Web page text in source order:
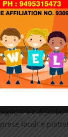
che gli attori
operatori
e
locali e